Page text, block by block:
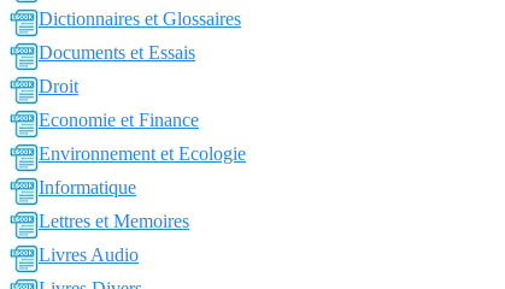
Dictionnaires et Glossaires
Documents et Essais
Droit
Economie et Finance
Environnement et Ecologie
Informatique
Lettres et Memoires
Livres Audio